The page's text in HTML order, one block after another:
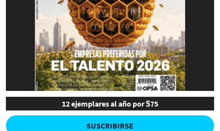
12 ejemplares al año por $75
SUSCRIBIRSE